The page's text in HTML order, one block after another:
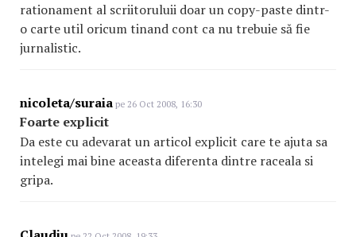
rationament al scriitoruluii doar un copy-paste dintr-
o carte util oricum tinand cont ca nu trebuie să fie
jurnalistic.
nicoleta/suraia pe 26 Oct 2008, 16:30
Foarte explicit
Da este cu adevarat un articol explicit care te ajuta sa
intelegi mai bine aceasta diferenta dintre raceala si
gripa.